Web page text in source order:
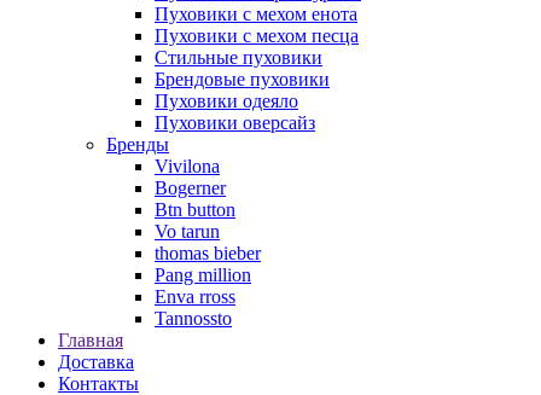
Пуховики с мехом енота
Пуховики с мехом песца
Стильные пуховики
Брендовые пуховики
Пуховики одеяло
Пуховики оверсайз
Бренды
Vivilona
Bogerner
Btn button
Vo tarun
thomas bieber
Pang million
Enva rross
Tannossto
Главная
Доставка
Контакты